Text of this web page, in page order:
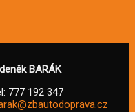
BARÁK
777 192 347